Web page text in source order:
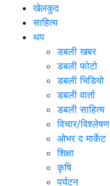
खेलकुद
साहित्य
थप
डबली खबर
डबली फोटो
डबली भिडियो
डबली वार्ता
डबली साहित्य
विचार/विश्‍लेषण
ओभर द मार्केट
शिक्षा
कृषि
पर्यटन